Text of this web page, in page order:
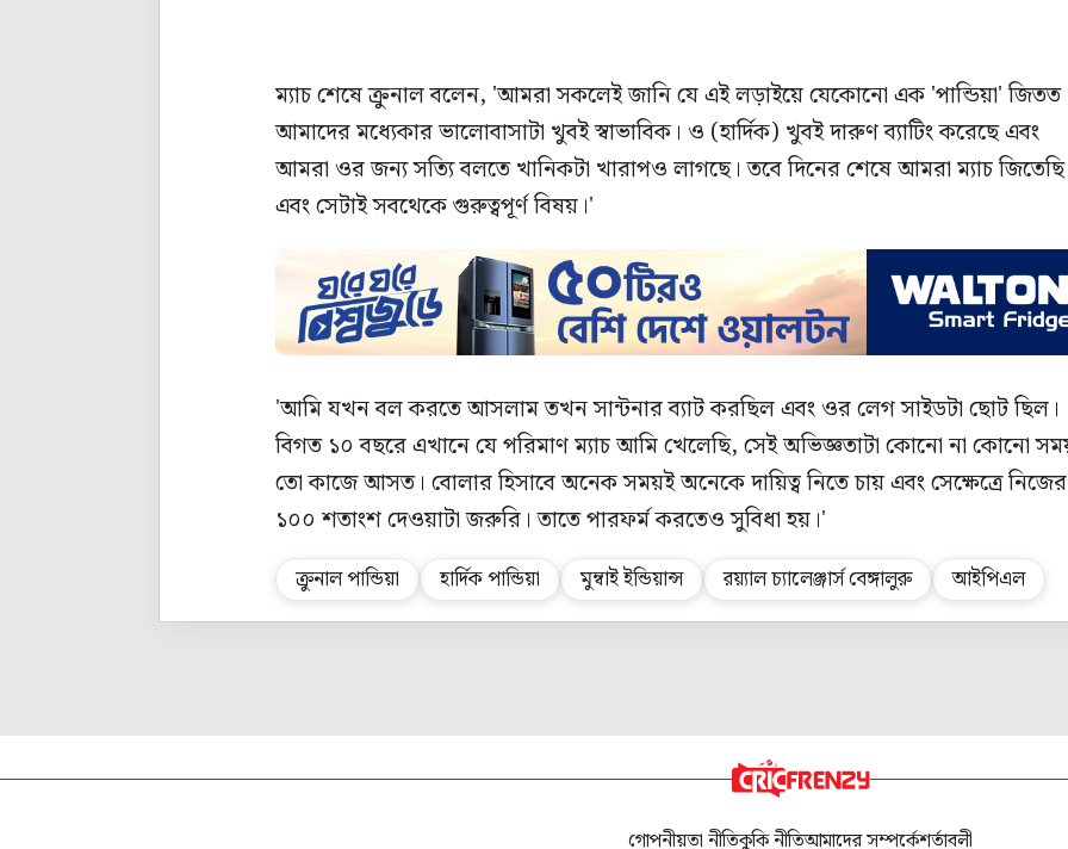
ম্যাচ শেষে ক্রুনাল বলেন, 'আমরা সকলেই জানি যে এই লড়াইয়ে যেকোনো এক 'পান্ডিয়া'
আমাদের মধ্যেকার ভালোবাসাটা খুবই স্বাভাবিক। ও (হার্দিক) খুবই দারুণ ব্যাটিং করেছে এবং
আমরা ওর জন্য সত্যি বলতে খানিকটা খারাপও লাগছে। তবে দিনের শেষে আমরা ম্যাচ জিতেছি
এবং সেটাই সবথেকে গুরুত্বপূর্ণ বিষয়।'
'আমি যখন বল করতে আসলাম তখন সান্টনার ব্যাট করছিল এবং ওর লেগ সাইডটা ছোট ছিল।
বিগত ১০ বছরে এখানে যে পরিমাণ ম্যাচ আমি খেলেছি, সেই অভিজ্ঞতাটা কোনো না কোনো
তো কাজে আসত। বোলার হিসাবে অনেক সময়ই অনেকে দায়িত্ব নিতে চায় এবং সেক্ষেত্রে নিজের
১০০ শতাংশ দেওয়াটা জরুরি। তাতে পারফর্ম করতেও সুবিধা হয়।'
ক্রুনাল পান্ডিয়া হার্দিক পান্ডিয়া মুম্বাই ইন্ডিয়ান্স রয়্যাল চ্যালেঞ্জার্স বেঙ্গালুরু আইপিএল
গোপনীয়তা নীতিকুকি নীতিআমাদের সম্পর্কেশর্তাবলী